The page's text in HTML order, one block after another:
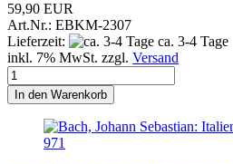
59,90 EUR
Art.Nr.: EBKM-2307
Lieferzeit:
ca. 3-4 Tage
inkl. 7% MwSt. zzgl. Versand
In den Warenkorb